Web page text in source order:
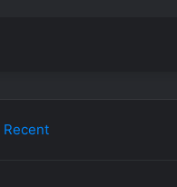
Recent